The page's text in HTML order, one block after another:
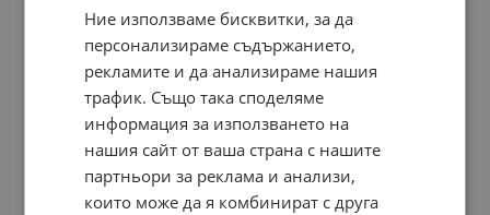
Ние използваме бисквитки, за да
персонализираме съдържанието,
рекламите и да анализираме нашия
трафик. Също така споделяме
информация за използването на
нашия сайт от ваша страна с нашите
партньори за реклама и анализи,
които може да я комбинират с друга